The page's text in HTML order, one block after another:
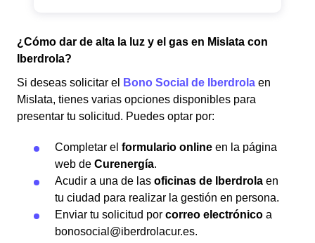
¿Cómo dar de alta la luz y el gas en Mislata con
Iberdrola?
Si deseas solicitar el
Bono Social de Iberdrola en
Mislata, tienes varias opciones disponibles para
presentar tu solicitud. Puedes optar por:
Completar el formulario online en la página
web de Curenergía.
Acudir a una de las oficinas de Iberdrola en
tu ciudad para realizar la gestión en persona.
Enviar tu solicitud por correo electrónico a
bonosocial@iberdrolacur.es.